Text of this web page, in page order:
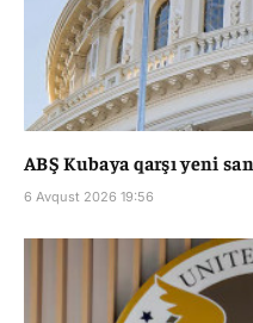
ABŞ Kubaya qarşı yeni
6 Avqust 2026 19:56